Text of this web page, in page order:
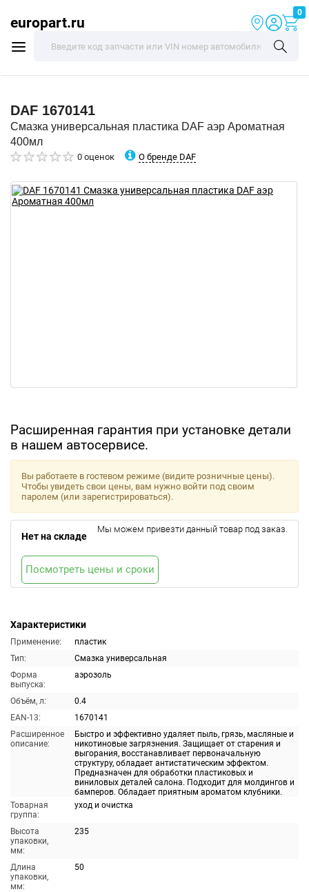
europart.ru
0
DAF 1670141
Смазка универсальная пластика DAF аэр Ароматная
400мл
0 оценок О бренде DAF
Расширенная гарантия при установке детали
в нашем автосервисе.
Характеристики
Применение:
пластик
Тип:
Смазка универсальная
Форма
выпуска:
аэрозоль
Объём, л:
0.4
EAN-13:
1670141
Расширенное
описание:
Быстро и эффективно удаляет пыль, грязь, масляные и
никотиновые загрязнения. Защищает от старения и
выгорания, восстанавливает первоначальную
структуру, обладает антистатическим эффектом.
Предназначен для обработки пластиковых и
виниловых деталей салона. Подходит для молдингов и
бамперов. Обладает приятным ароматом клубники.
Товарная
группа:
уход и очистка
Высота
упаковки,
мм:
235
Длина
упаковки,
мм:
50
Вы работаете в гостевом режиме (видите розничные цены).
Чтобы увидеть свои цены, вам нужно войти под своим
паролем (или зарегистрироваться).
Нет на складе
Мы можем привезти данный товар под заказ.
Посмотреть цены и сроки